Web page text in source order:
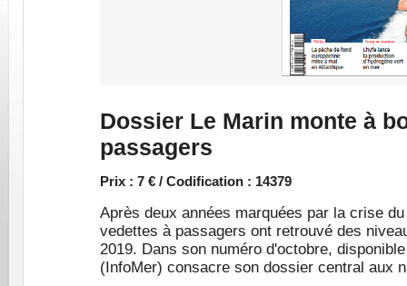
Dossier Le Marin monte à
passagers
Prix : 7 € / Codification : 14379
Après deux années marquées par la crise
vedettes à passagers ont retrouvé des
2019. Dans son numéro d'octobre,
(InfoMer) consacre son dossier central aux